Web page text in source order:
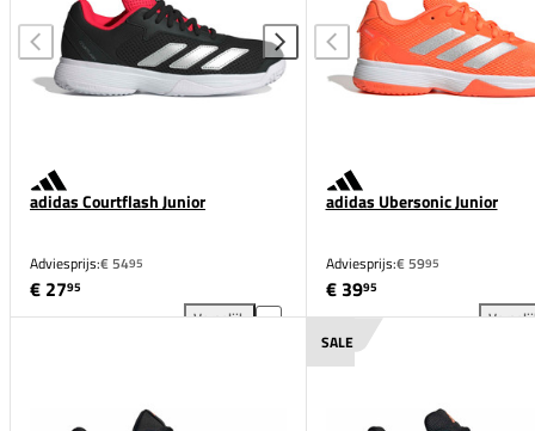
adidas Courtflash Junior
Adviesprijs:€ 5495
€ 2795
Vergelijk
adidas Courtflash Junior toevoegen aan vergelijking
adidas Ubersonic Junior
Adviesprijs:€ 5995
€ 3995
SALE